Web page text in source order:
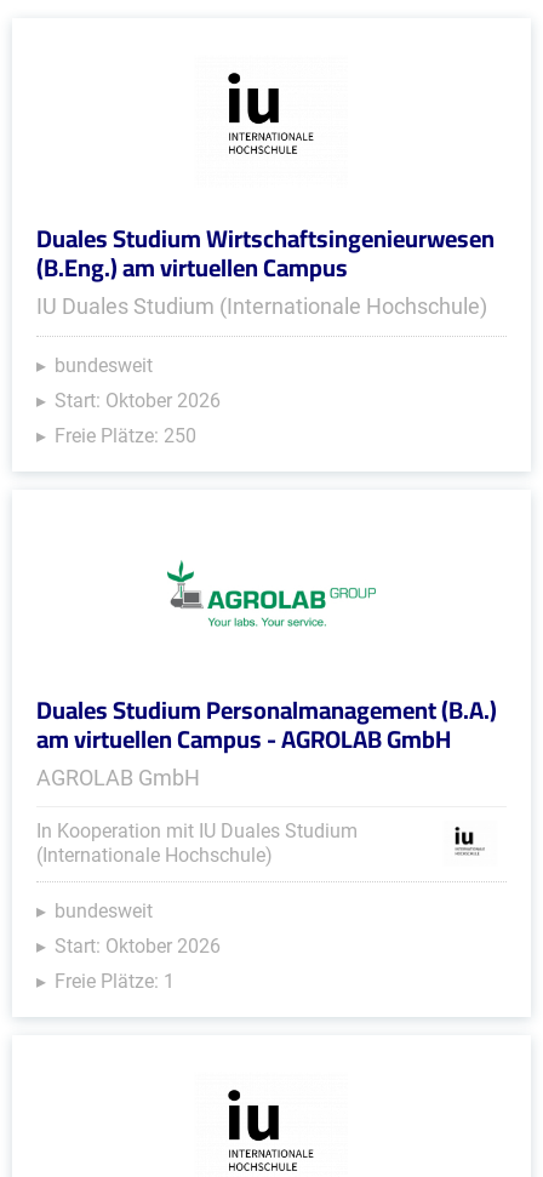
Duales Studium Wirtschaftsingenieurwesen
(B.Eng.) am virtuellen Campus
IU Duales Studium (Internationale Hochschule)
bundesweit
Start: Oktober 2026
Freie Plätze: 250
Duales Studium Personalmanagement (B.A.)
am virtuellen Campus - AGROLAB GmbH
AGROLAB GmbH
In Kooperation mit IU Duales Studium
(Internationale Hochschule)
bundesweit
Start: Oktober 2026
Freie Plätze: 1